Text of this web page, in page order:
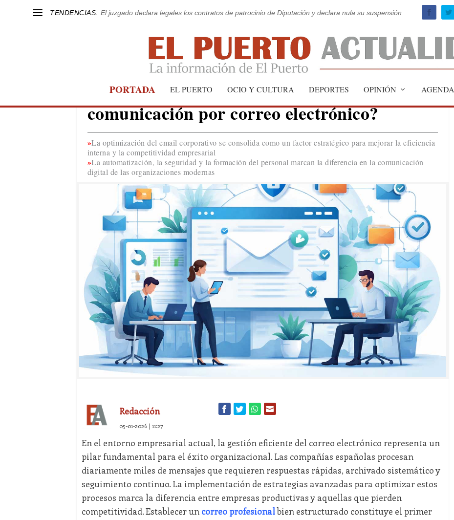
TENDENCIAS: El juzgado declara legales los contratos de patrocinio de Diputación y declara nula su suspensión
PORTADA EL PUERTO OCIO Y CULTURA DEPORTES OPINIÓN AGENDA
¿Cómo optimizan las empresas la
comunicación por correo electrónico?
La optimización del email corporativo se consolida como un factor estratégico para mejorar la eficiencia
interna y la competitividad empresarial
La automatización, la seguridad y la formación del personal marcan la diferencia en la comunicación
digital de las organizaciones modernas
Redacción
05-01-2026 | 11:27
En el entorno empresarial actual, la gestión eficiente del correo electrónico representa un
pilar fundamental para el éxito organizacional. Las compañías españolas procesan
diariamente miles de mensajes que requieren respuestas rápidas, archivado sistemático y
seguimiento continuo. La implementación de estrategias avanzadas para optimizar estos
procesos marca la diferencia entre empresas productivas y aquellas que pierden
competitividad. Establecer un correo profesionalbien estructurado constituye el primer